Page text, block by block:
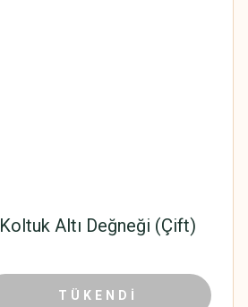
Koltuk Altı Değneği (Çift)
1.815,00 TL
TÜKENDİ